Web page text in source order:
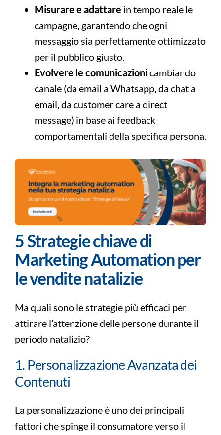
Misurare e adattare in tempo reale le
campagne, garantendo che ogni
messaggio sia perfettamente ottimizzato
per il pubblico giusto.
Evolvere le comunicazionicambiando
canale (da email a Whatsapp, da chat a
email, da customer care a direct
message) in base ai feedback
comportamentali della specifica persona.
5 Strategie chiave di
Marketing Automation per
le vendite natalizie
Ma quali sono le strategie più efficaci per
attirare l’attenzione delle persone durante il
periodo natalizio?
1. Personalizzazione Avanzata dei
Contenuti
La personalizzazione è uno dei principali
fattori che spinge il consumatore verso il